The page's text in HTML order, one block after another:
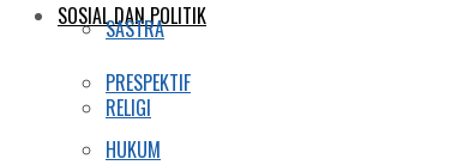
SOSIAL DAN POLITIK
PRESPEKTIF
HUKUM
SASTRA
RELIGI